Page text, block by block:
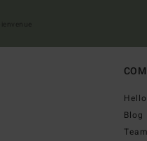
Blog
Team